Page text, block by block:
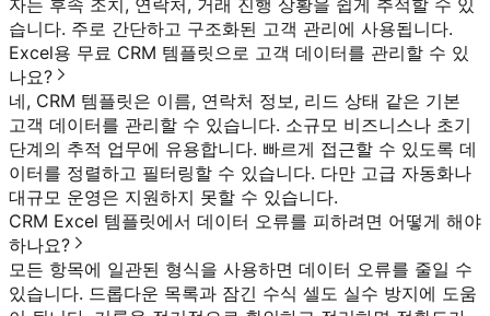
습니다. 주로 간단하고 구조화된 고객 관리에 사용됩니다.
Excel용 무료 CRM 템플릿으로 고객 데이터를 관리할 수 있
나요?
네, CRM 템플릿은 이름, 연락처 정보, 리드 상태 같은 기본
고객 데이터를 관리할 수 있습니다. 소규모 비즈니스나 초기
단계의 추적 업무에 유용합니다. 빠르게 접근할 수 있도록 데
이터를 정렬하고 필터링할 수 있습니다. 다만 고급 자동화나
대규모 운영은 지원하지 못할 수 있습니다.
CRM Excel 템플릿에서 데이터 오류를 피하려면 어떻게 해야
하나요?
모든 항목에 일관된 형식을 사용하면 데이터 오류를 줄일 수
있습니다. 드롭다운 목록과 잠긴 수식 셀도 실수 방지에 도움